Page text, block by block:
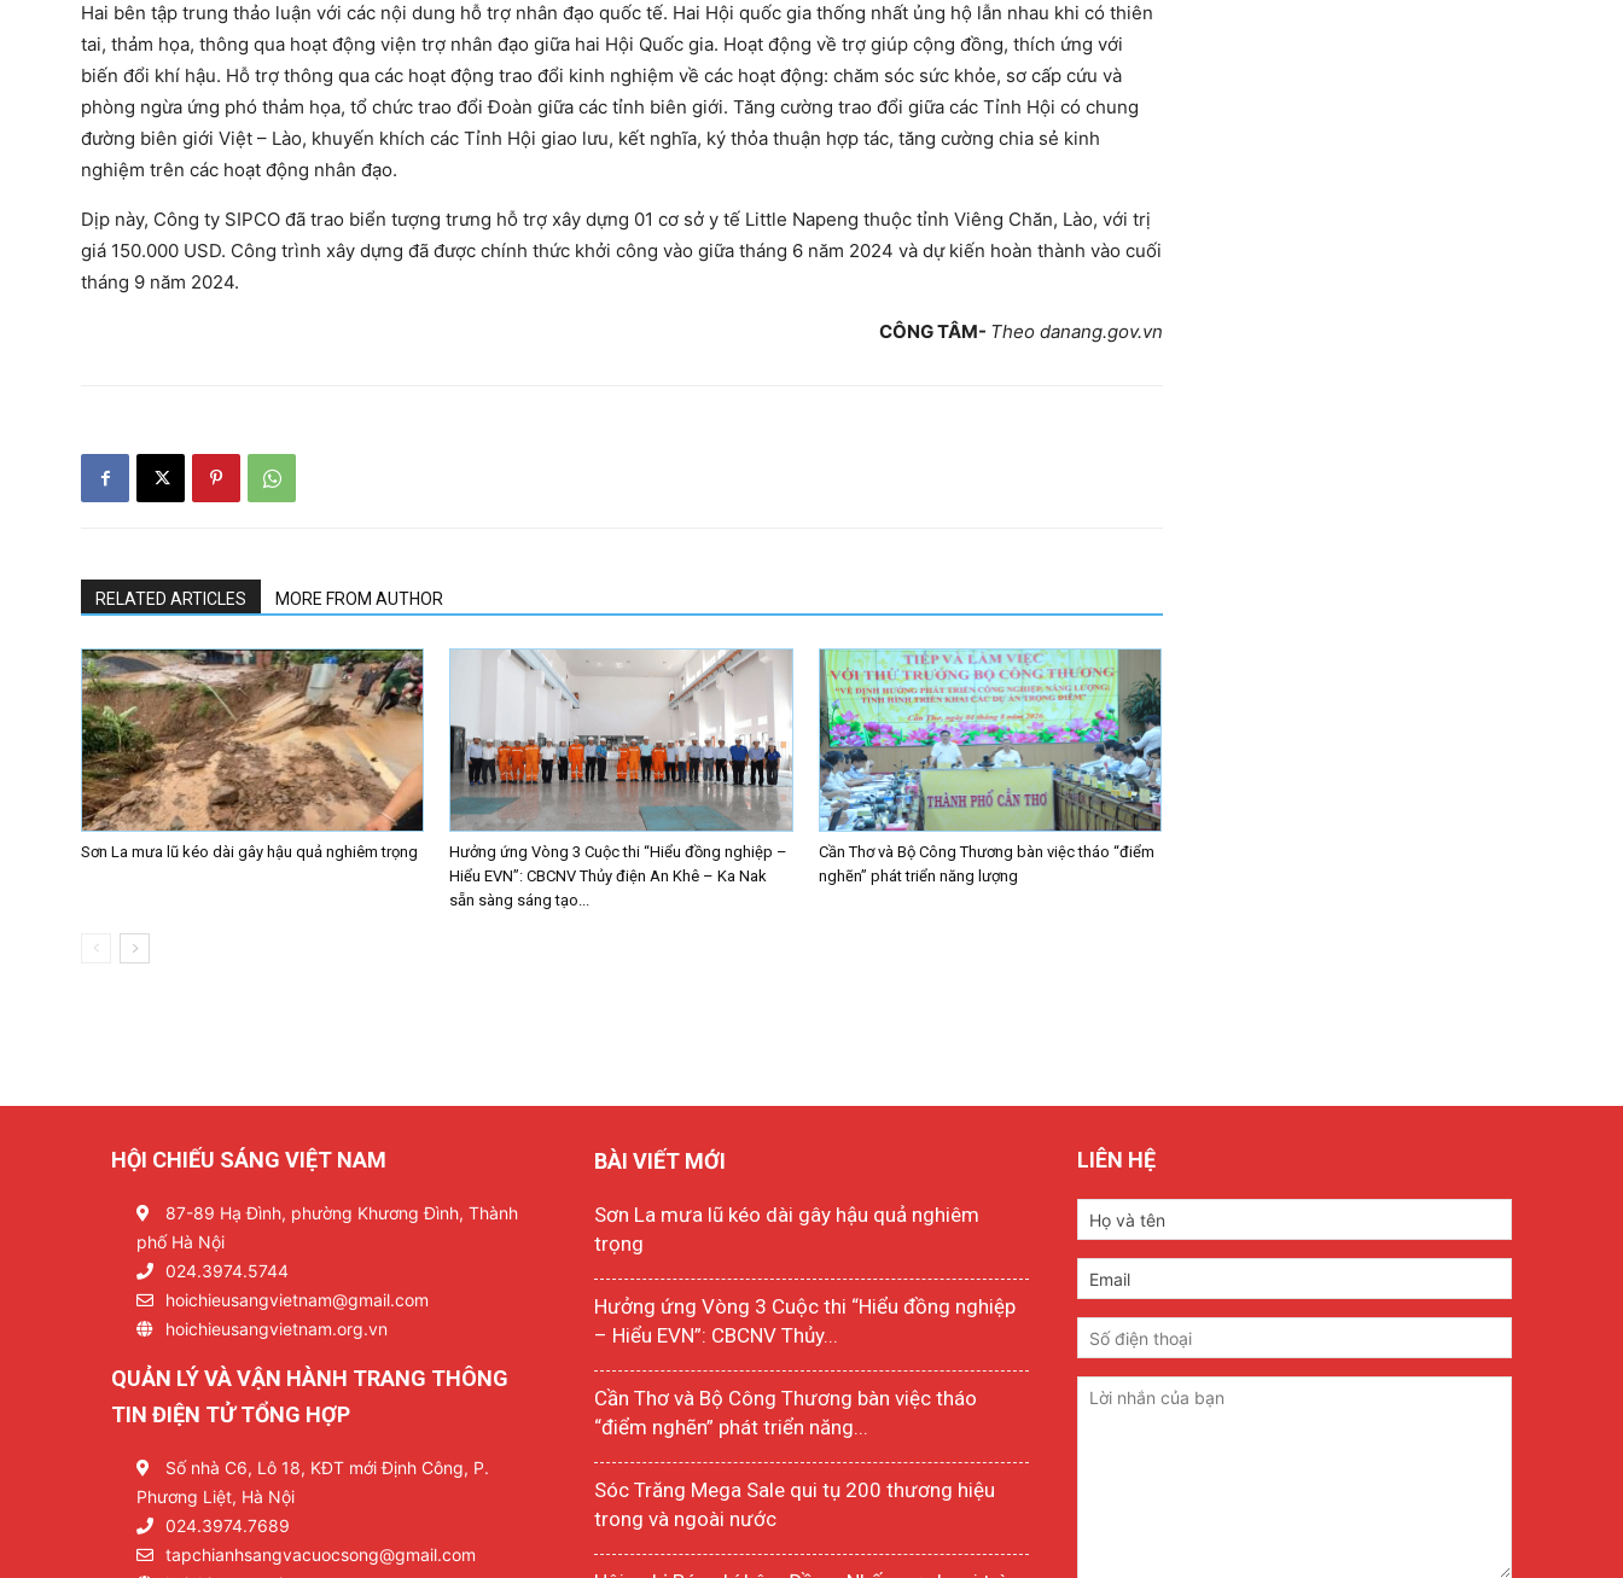
Hai bên tập trung thảo luận với các nội dung hỗ trợ nhân đạo quốc tế. Hai Hội quốc gia thống nhất ủng hộ lẫn nhau khi có thiên
tai, thảm họa, thông qua hoạt động viện trợ nhân đạo giữa hai Hội Quốc gia. Hoạt động về trợ giúp cộng đồng, thích ứng với
biến đổi khí hậu. Hỗ trợ thông qua các hoạt động trao đổi kinh nghiệm về các hoạt động: chăm sóc sức khỏe, sơ cấp cứu và
phòng ngừa ứng phó thảm họa, tổ chức trao đổi Đoàn giữa các tỉnh biên giới. Tăng cường trao đổi giữa các Tỉnh Hội có chung
đường biên giới Việt – Lào, khuyến khích các Tỉnh Hội giao lưu, kết nghĩa, ký thỏa thuận hợp tác, tăng cường chia sẻ kinh
nghiệm trên các hoạt động nhân đạo.
Dịp này, Công ty SIPCO đã trao biển tượng trưng hỗ trợ xây dựng 01 cơ sở y tế Little Napeng thuộc tỉnh Viêng Chăn, Lào, với trị
giá 150.000 USD. Công trình xây dựng đã được chính thức khởi công vào giữa tháng 6 năm 2024 và dự kiến hoàn thành vào cuối
tháng 9 năm 2024.
CÔNG TÂM- Theo danang.gov.vn
RELATED ARTICLES MORE FROM AUTHOR
Sơn La mưa lũ kéo dài gây hậu quả nghiêm trọng
Hưởng ứng Vòng 3 Cuộc thi “Hiểu đồng nghiệp –
Hiểu EVN”: CBCNV Thủy điện An Khê – Ka Nak
sẵn sàng sáng tạo...
Cần Thơ và Bộ Công Thương bàn việc tháo “điểm
nghẽn” phát triển năng lượng
HỘI CHIẾU SÁNG VIỆT NAM
87-89 Hạ Đình, phường Khương Đình, Thành
phố Hà Nội
024.3974.5744
hoichieusangvietnam@gmail.com
hoichieusangvietnam.org.vn
QUẢN LÝ VÀ VẬN HÀNH TRANG THÔNG
TIN ĐIỆN TỬ TỔNG HỢP
Số nhà C6, Lô 18, KĐT mới Định Công, P.
Phương Liệt, Hà Nội
024.3974.7689
tapchianhsangvacuocsong@gmail.com
BÀI VIẾT MỚI
Sơn La mưa lũ kéo dài gây hậu quả nghiêm
trọng
Hưởng ứng Vòng 3 Cuộc thi “Hiểu đồng nghiệp
– Hiểu EVN”: CBCNV Thủy...
Cần Thơ và Bộ Công Thương bàn việc tháo
“điểm nghẽn” phát triển năng...
Sóc Trăng Mega Sale qui tụ 200 thương hiệu
trong và ngoài nước
LIÊN HỆ